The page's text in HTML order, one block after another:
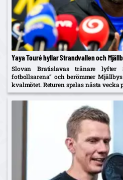
Yaya Touré hyllar Strandvallen och
Slovan Bratislavas tränare lyfter
fotbollsarena” och berömmer
kvalmötet. Returen spelas nästa vecka